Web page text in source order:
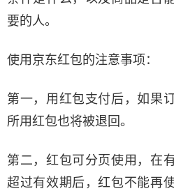
要的人。
使用京东红包的注意事项：
第一，用红包支付后，如果
所用红包也将被退回。
第二，红包可分页使用，在
超过有效期后，红包不能再